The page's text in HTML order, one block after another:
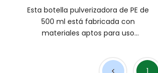
La botella cuadrada de PE
desinfectante resistente a ácidos
y álcalis de 500 ml es una práctica